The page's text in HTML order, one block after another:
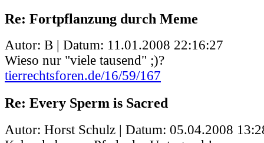
Re: Fortpflanzung durch Meme
Autor: B | Datum: 11.01.2008 22:16:27
Wieso nur "viele tausend" ;)?
tierrechtsforen.de/16/59/167
Re: Every Sperm is Sacred
Autor: Horst Schulz | Datum: 05.04.2008